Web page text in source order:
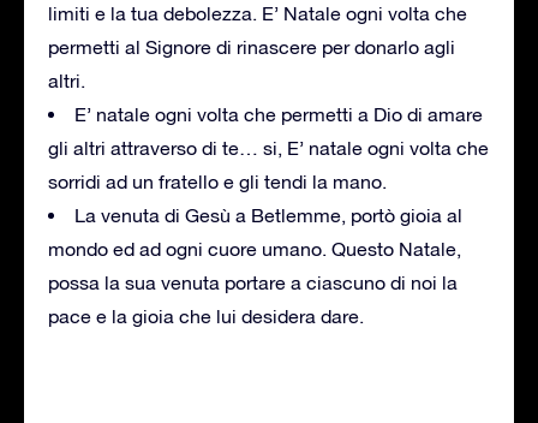
limiti e la tua debolezza. E’ Natale ogni volta che
permetti al Signore di rinascere per donarlo agli
altri.
E’ natale ogni volta che permetti a Dio di amare
gli altri attraverso di te… si, E’ natale ogni volta che
sorridi ad un fratello e gli tendi la mano.
La venuta di Gesù a Betlemme, portò gioia al
mondo ed ad ogni cuore umano. Questo Natale,
possa la sua venuta portare a ciascuno di noi la
pace e la gioia che lui desidera dare.